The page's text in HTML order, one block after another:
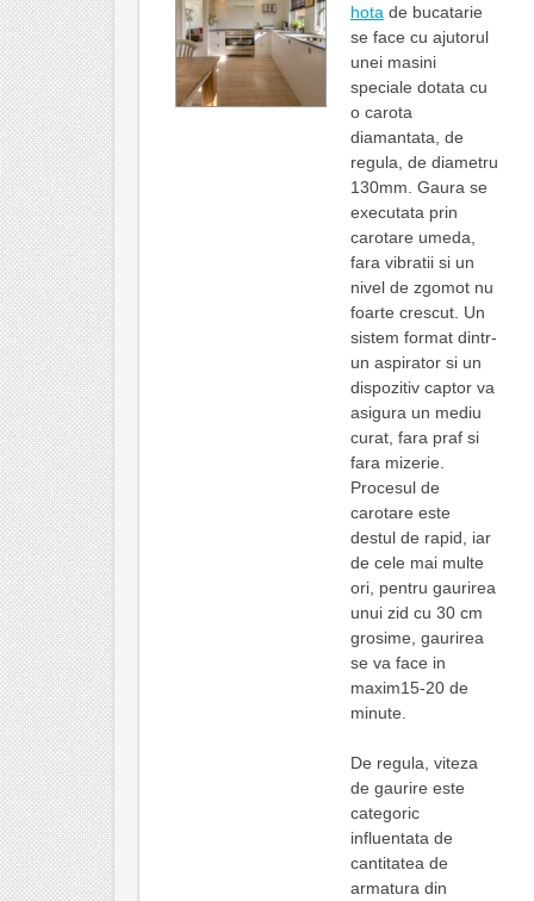
hota de bucatarie
se face cu ajutorul
unei masini
speciale dotata cu
o carota
diamantata, de
regula, de diametru
130mm. Gaura se
executata prin
carotare umeda,
fara vibratii si un
nivel de zgomot nu
foarte crescut. Un
sistem format dintr-
un aspirator si un
dispozitiv captor va
asigura un mediu
curat, fara praf si
fara mizerie.
Procesul de
carotare este
destul de rapid, iar
de cele mai multe
ori, pentru gaurirea
unui zid cu 30 cm
grosime, gaurirea
se va face in
maxim15-20 de
minute.
De regula, viteza
de gaurire este
categoric
influentata de
cantitatea de
armatura din